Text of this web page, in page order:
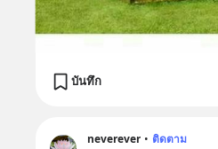
บันทึก
neverever • ติดตาม